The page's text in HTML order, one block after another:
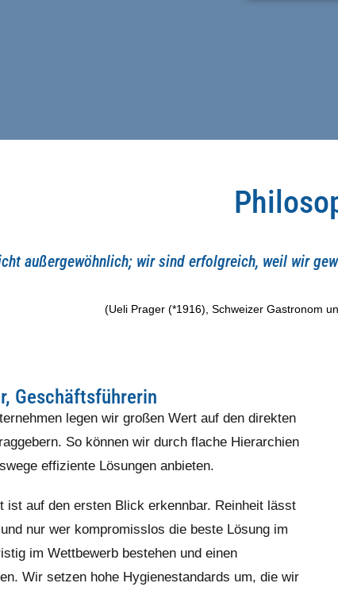
außergewöhnlich; wir sind erfolgreich, weil wir
(Ueli Prager (*1916), Schweizer Gastronom
Geschäftsführerin
legen wir großen Wert auf den direkten
So können wir durch flache Hierarchien
effiziente Lösungen anbieten.
ist auf den ersten Blick erkennbar. Reinheit lässt
nur wer kompromisslos die beste Lösung im
im Wettbewerb bestehen und einen
Wir setzen hohe Hygienestandards um, die wir